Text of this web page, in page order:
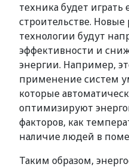
техника будет
строительстве. Новые
технологии будут
эффективности и
энергии. Например,
применение систем
которые
оптимизируют
факторов, как
наличие людей в
Таким образом,